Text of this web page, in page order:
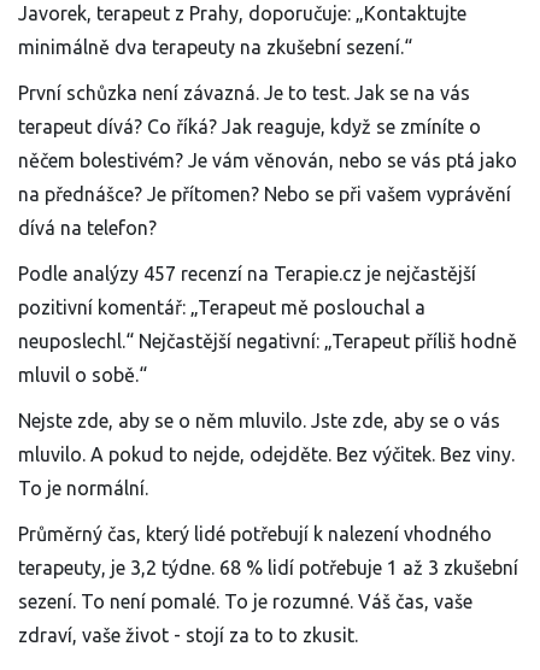
Javorek, terapeut z Prahy, doporučuje: „Kontaktujte
minimálně dva terapeuty na zkušební sezení.“
První schůzka není závazná. Je to test. Jak se na vás
terapeut dívá? Co říká? Jak reaguje, když se zmíníte o
něčem bolestivém? Je vám věnován, nebo se vás ptá jako
na přednášce? Je přítomen? Nebo se při vašem vyprávění
dívá na telefon?
Podle analýzy 457 recenzí na Terapie.cz je nejčastější
pozitivní komentář: „Terapeut mě poslouchal a
neuposlechl.“ Nejčastější negativní: „Terapeut příliš hodně
mluvil o sobě.“
Nejste zde, aby se o něm mluvilo. Jste zde, aby se o vás
mluvilo. A pokud to nejde, odejděte. Bez výčitek. Bez viny.
To je normální.
Průměrný čas, který lidé potřebují k nalezení vhodného
terapeuty, je 3,2 týdne. 68 % lidí potřebuje 1 až 3 zkušební
sezení. To není pomalé. To je rozumné. Váš čas, vaše
zdraví, vaše život - stojí za to to zkusit.